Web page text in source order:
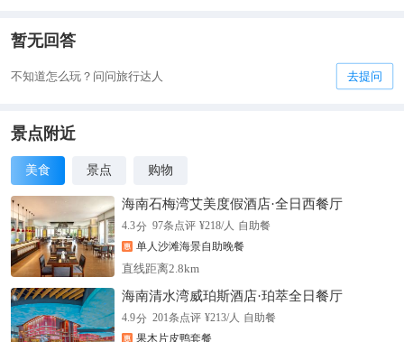
暂无回答
不知道怎么玩？问问旅行达人 去提问
景点附近
美食 景点 购物
海南石梅湾艾美度假酒店·全日西餐厅
4.3分 97条点评 ¥218/人 自助餐
单人沙滩海景自助晚餐
直线距离2.8km
海南清水湾威珀斯酒店·珀萃全日餐厅
4.9分 201条点评 ¥213/人 自助餐
果木片皮鸭套餐